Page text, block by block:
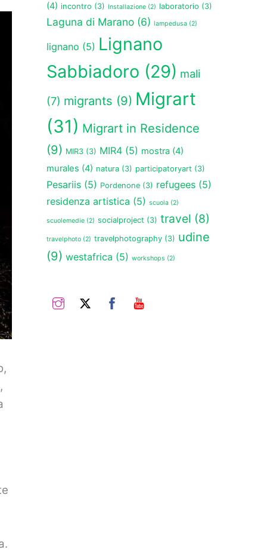
(4) incontro (3) Installazione(2) laboratorio (3)
Laguna di Marano(6) lampedusa(2)
lignano (5) Lignano
Sabbiadoro (29) mali
(7) migrants (9) Migrart
(31) Migrart in Residence
(9) MIR3(3) MIR4(5) mostra(4)
murales (4) natura(3) participatoryart (3)
Pesariis(5) Pordenone(3) refugees(5)
residenza artistica (5) scuola(2)
scuolemedie(2) socialproject (3) travel (8)
travelphoto(2) travelphotography(3) udine
(9) westafrica (5) workshops (2)
InstagramTwitter Facebook